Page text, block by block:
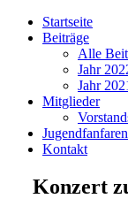
Facebook
page
window
Startseite
Beiträge
Alle
Jahr
Jahr
Mitglieder
Kontakt
Konzert